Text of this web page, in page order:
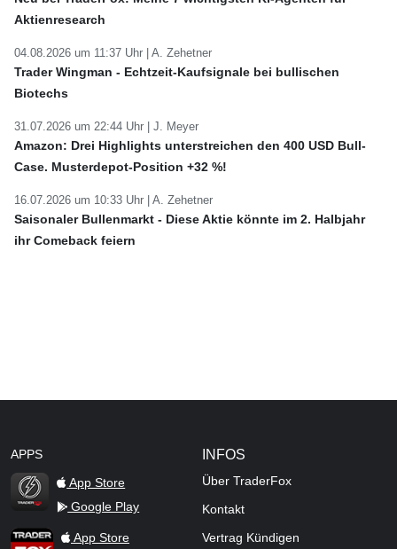
Aktienresearch
04.08.2026 um 11:37 Uhr | A. Zehetner
Trader Wingman - Echtzeit-Kaufsignale bei bullischen
Biotechs
31.07.2026 um 22:44 Uhr | J. Meyer
Amazon: Drei Highlights unterstreichen den 400 USD Bull-
Case. Musterdepot-Position +32 %!
16.07.2026 um 10:33 Uhr | A. Zehetner
Saisonaler Bullenmarkt - Diese Aktie könnte im 2. Halbjahr
ihr Comeback feiern
APPS
TraderFox Flash
App Store
Google Play
TraderFox AppApp Store
INFOS
Über TraderFox
Kontakt
Vertrag Kündigen